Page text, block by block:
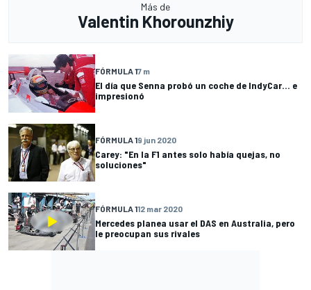
Más de
Valentin Khorounzhiy
FÓRMULA 17 m
El día que Senna probó un coche de IndyCar... e
impresionó
FÓRMULA 19 jun 2020
Carey: "En la F1 antes solo había quejas, no
soluciones"
FÓRMULA 112 mar 2020
Mercedes planea usar el DAS en Australia, pero
le preocupan sus rivales